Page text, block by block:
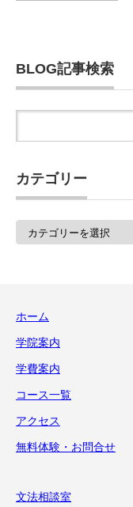
BLOG記事検索
カテゴリー
カ
ホーム
学院案内
学費案内
コース一覧
アクセス
無料体験・お問合せ
文法相談室